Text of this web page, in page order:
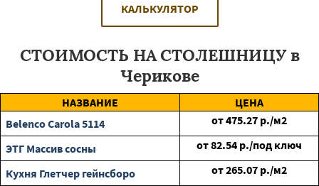
КАЛЬКУЛЯТОР
СТОИМОСТЬ НА СТОЛЕШНИЦУ в
Черикове
НАЗВАНИЕ
ЦЕНА
Belenco Carola 5114
от475.27 р./м2
ЭТГ Массив сосны
от82.54 р./под ключ
Кухня Глетчер гейнсборо
от265.07 р./м2